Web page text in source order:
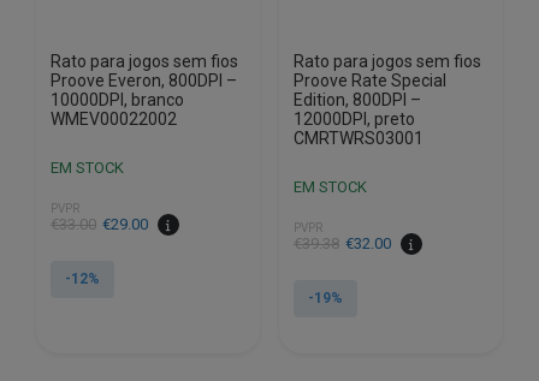
Rato para jogos sem fios
Proove Everon, 800DPI –
10000DPI, branco
WMEV00022002
EM STOCK
PVPR
€33.00
O
original
€29.00
O
atual
-12%
Rato para jogos sem fios
Proove Rate Special
Edition, 800DPI –
12000DPI, preto
CMRTWRS03001
EM STOCK
PVPR
€39.38
O
original
€32.00
O
atual
-19%